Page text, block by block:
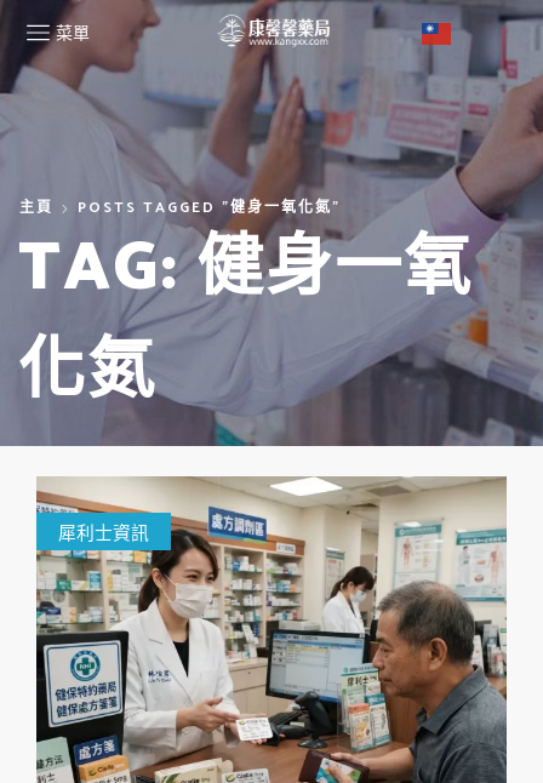
菜單
主頁 POSTS TAGGED "健身一氧化氮"
TAG: 健身一氧
化氮
犀利士資訊